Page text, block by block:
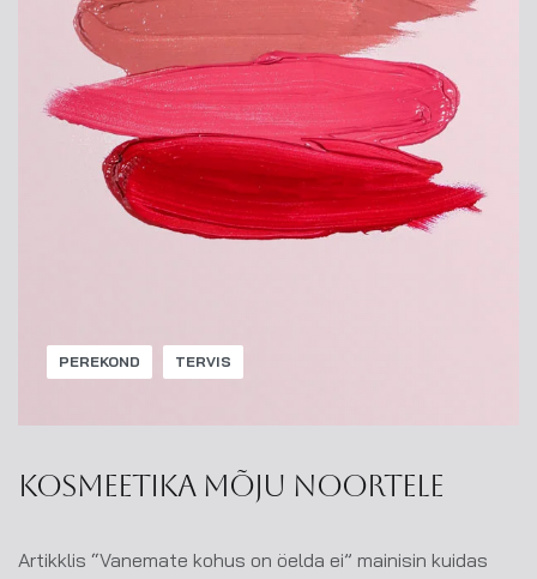
PEREKOND TERVIS
Kosmeetika mõju noortele
Artikklis “Vanemate kohus on öelda ei” mainisin kuidas